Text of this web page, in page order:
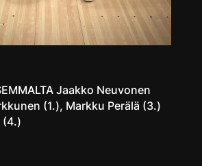
Jaakko Neuvonen
(1.), Markku Perälä (3.)
(4.)